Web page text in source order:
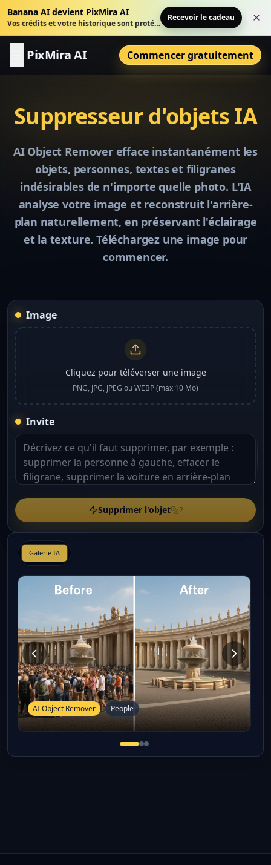
Banana AI devient PixMira AI
Vos crédits et votre historique sont protégés.
Recevoir le cadeau
PixMira AI Commencer gratuitement
Suppresseur d'objets IA
AI Object Remover efface instantanément les
objets, personnes, textes et filigranes
indésirables de n'importe quelle photo. L'IA
analyse votre image et reconstruit l'arrière-
plan naturellement, en préservant l'éclairage
et la texture. Téléchargez une image pour
commencer.
Image
Cliquez pour téléverser une image
PNG, JPG, JPEG ou WEBP (max 10 Mo)
Invite
Supprimer l'objet 2
Galerie IA
AI Object Remover People